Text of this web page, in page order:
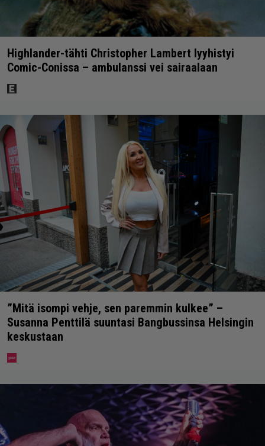
Highlander-tähti Christopher Lambert lyyhistyi
Comic-Conissa – ambulanssi vei sairaalaan
”Mitä isompi vehje, sen paremmin kulkee” –
Susanna Penttilä suuntasi Bangbussinsa Helsingin
keskustaan